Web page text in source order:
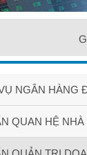
NGÂN HÀNG
QUAN HỆ